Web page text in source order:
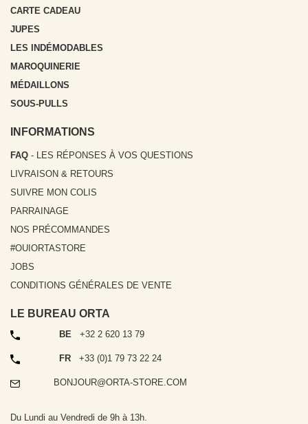
CARTE CADEAU
JUPES
LES INDÉMODABLES
MAROQUINERIE
MÉDAILLONS
SOUS-PULLS
INFORMATIONS
CONDITIONS GÉNÉRALES DE VENTE
LIVRAISON & RETOURS
NOS PRÉCOMMANDES
#OUIORTASTORE
PARRAINAGE
FAQ - LES RÉPONSES À VOS QUESTIONS
SUIVRE MON COLIS
JOBS
LE BUREAU ORTA
TÉLÉPHONE
BE +32 2 620 13 79
TÉLÉPHONE
FR +33 (0)1 79 73 22 24
BONJOUR@ORTA-STORE.COM
Du Lundi au Vendredi de 9h à 13h.